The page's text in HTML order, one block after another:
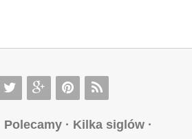
Polecamy· Kilka siglów·